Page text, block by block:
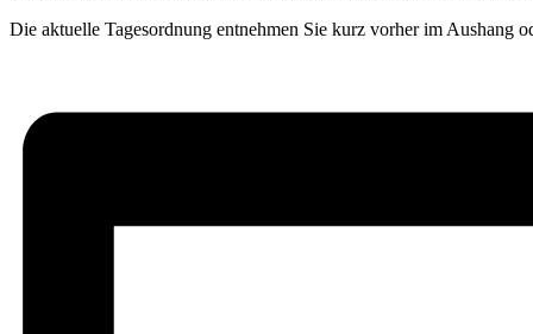
Die aktuelle Tagesordnung entnehmen Sie kurz vorher im Aushang